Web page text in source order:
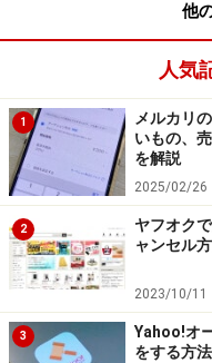
とができます。利用
は身分証に記載がある
商品の査定度の後、買
します。代金は
取金額に納得ができな
らえます。
2．Vaboo
他
人気
1
メルカリ
いもの、
を解説
2025/02/26
2
ヤフオク
ャンセル
2023/10/11
3
Yahoo!オ
をする方